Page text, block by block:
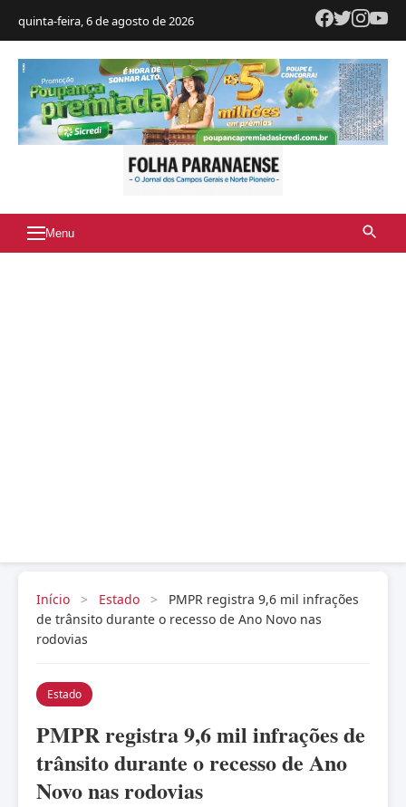
quinta-feira, 6 de agosto de 2026
Menu
Início > Estado >
PMPR registra 9,6 mil infrações
de trânsito durante o recesso de Ano Novo nas
rodovias
Estado
PMPR registra 9,6 mil infrações de
trânsito durante o recesso de Ano
Novo nas rodovias